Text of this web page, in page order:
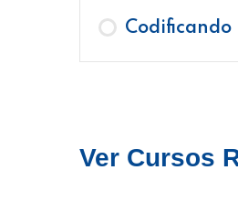
Codificando
Ver Cursos